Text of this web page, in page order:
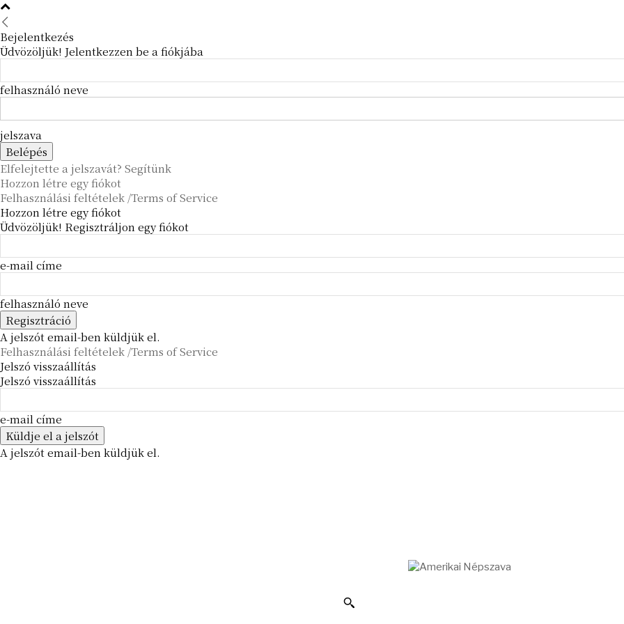
Bejelentkezés
Üdvözöljük! Jelentkezzen be a fiókjába
felhasználó neve
jelszava
Elfelejtette a jelszavát? Segítünk
Hozzon létre egy fiókot
Felhasználási feltételek /Terms of Service
Hozzon létre egy fiókot
Üdvözöljük! Regisztráljon egy fiókot
e-mail címe
felhasználó neve
A jelszót email-ben küldjük el.
Felhasználási feltételek /Terms of Service
Jelszó visszaállítás
Jelszó visszaállítás
e-mail címe
A jelszót email-ben küldjük el.